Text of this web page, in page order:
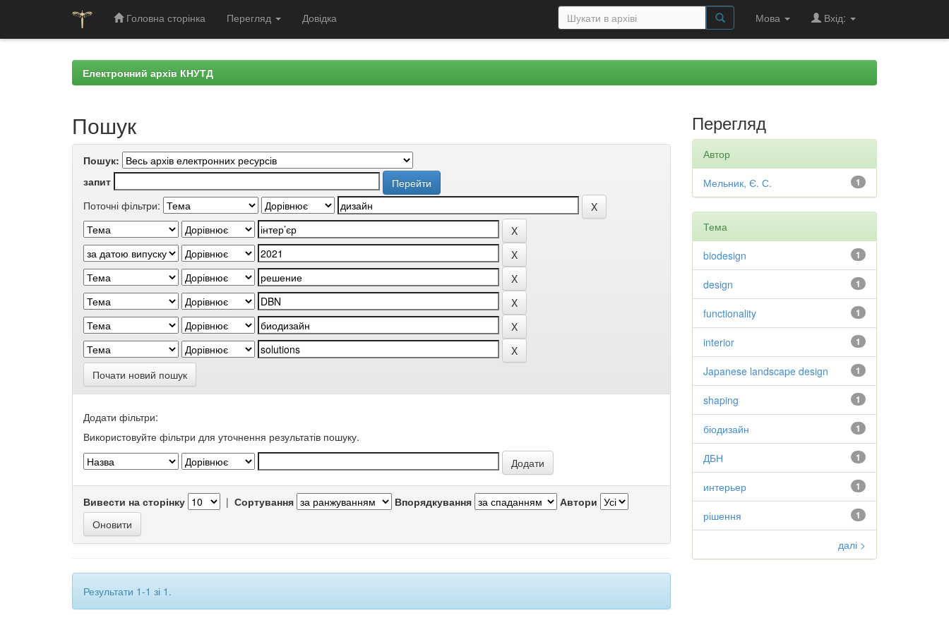
Головна сторінка Перегляд Довідка Мова Вхід:
Електронний архів КНУТД
Пошук
Пошук:
запит
Поточні фільтри:
Почати новий пошук
Додати фільтри:
Використовуйте фільтри для уточнення результатів пошуку.
Вивести на сторінку | Сортування Впорядкування Автори
Результати 1-1 зі 1.
Перегляд
Автор
1
Мельник, Є. С.
Тема
1
biodesign
1
design
1
functionality
1
interior
1
Japanese landscape design
1
shaping
1
біодизайн
1
ДБН
1
интерьер
1
рішення
далі >